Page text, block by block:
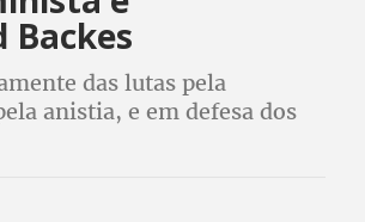
Backes
das lutas pela
anistia, e em defesa dos